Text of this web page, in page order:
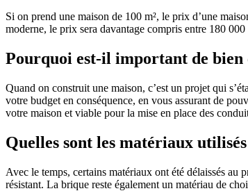
Si on prend une maison de 100 m², le prix d’une
moderne, le prix sera davantage compris entre 180
Pourquoi est-il important de bien
Quand on construit une maison, c’est un projet qui
votre budget en conséquence, en vous assurant de
votre maison et viable pour la mise en place des
Quelles sont les matériaux
Avec le temps, certains matériaux ont été délaissés au
résistant. La brique reste également un matériau de